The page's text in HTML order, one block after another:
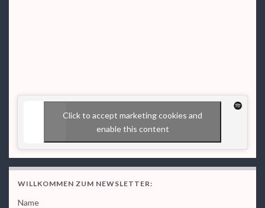
Click to accept marketing cookies and
enable this content
WILLKOMMEN ZUM NEWSLETTER:
Name